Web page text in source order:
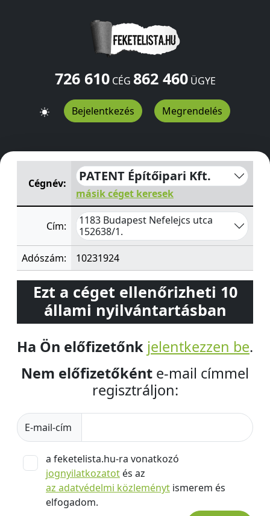
726 610CÉG 862 460ÜGYE
Bejelentkezés Megrendelés
PATENT Építőipari Kft.Nefelejcs utca 152638/1.
Cégnév:
PATENT Építőipari Kft.
másik céget keresek
Cím:
1183 Budapest Nefelejcs utca
152638/1.
Adószám:
10231924
Ezt a céget ellenőrizheti 10
állami nyilvántartásban
Ha Ön előfizetőnk jelentkezzen be.
Nem előfizetőként e-mail címmel
regisztráljon:
E-mail-cím
a feketelista.hu-ra vonatkozó
jognyilatkozatot és az
az adatvédelmi közleményt ismerem és
elfogadom.